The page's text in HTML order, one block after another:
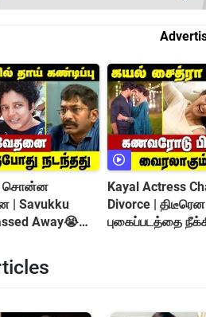
சொன்ன
| Savukku
Away😭
Kayal Actress
Divorce |
புகைப்படத்தை நீக்கிய Chaitra